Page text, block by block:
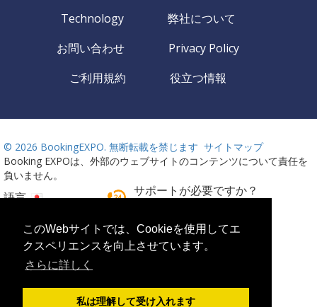
このWebサイトでは、Cookieを使用してエ
クスペリエンスを向上させています。
さらに詳しく
私は理解して受け入れます
Technology
弊社について
お問い合わせ
Privacy Policy
ご利用規約
役立つ情報
© 2026 BookingEXPO. 無断転載を禁じます サイトマップ
Booking EXPOは、外部のウェブサイトのコンテンツについて責任を
負いません。
語言
サポートが必要ですか？
24時間週7日ご利用可能
+359 2 437 33 42